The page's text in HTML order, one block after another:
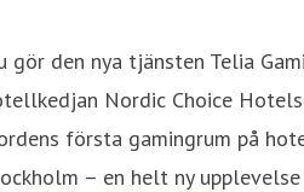
gör den nya tjänsten Telia
Nordic Choice
första gamingrum på
– en helt ny